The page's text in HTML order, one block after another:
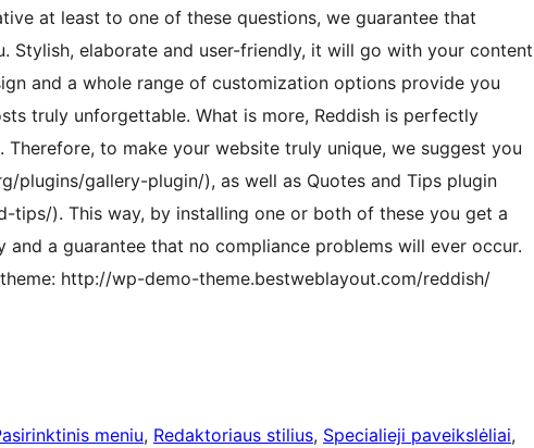
at least to one of these questions, we guarantee that
Stylish, elaborate and user-friendly, it will go with your content
and a whole range of customization options provide you
truly unforgettable. What is more, Reddish is perfectly
to make your website truly unique, we suggest you
plugins/gallery-plugin/), as well as Quotes and Tips plugin
tips/). This way, by installing one or both of these you get a
a guarantee that no compliance problems will ever occur.
http://wp-demo-theme.bestweblayout.com/reddish/
meniu, Redaktoriaus stilius, Specialieji paveikslėliai